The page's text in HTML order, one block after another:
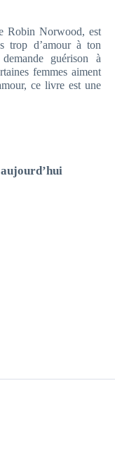
Robin Norwood, est
trop d’amour à ton
guérison à
femmes aiment
ce livre est une